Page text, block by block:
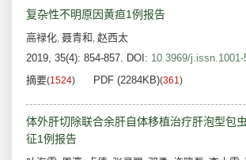
复杂性不明原因黄疸1例报告
高禄化, 聂青和 , 赵西太
2019, 35(4): 854-857. DOI: 10.3969/
摘要(1524) PDF (2284KB)(361)
体外肝切除联合余肝自体移植治疗肝泡型包
征1例报告